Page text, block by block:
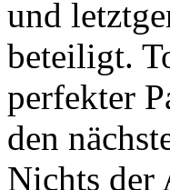
und
beteiligt.
perfekter
den
Nichts der